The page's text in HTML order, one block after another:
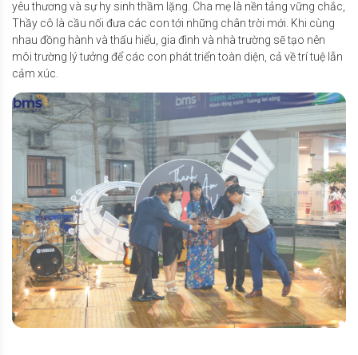
yêu thương và sự hy sinh thầm lặng. Cha mẹ là nền tảng vững chắc,
Thầy cô là cầu nối đưa các con tới những chân trời mới. Khi cùng
nhau đồng hành và thấu hiểu, gia đình và nhà trường sẽ tạo nên
môi trường lý tưởng để các con phát triển toàn diện, cả về trí tuệ lẫn
cảm xúc.